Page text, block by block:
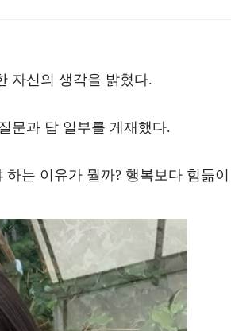
자신의 생각을 밝혔다.
문과 답 일부를 게재했다.
는 이유가 뭘까? 행복보다 힘듦이